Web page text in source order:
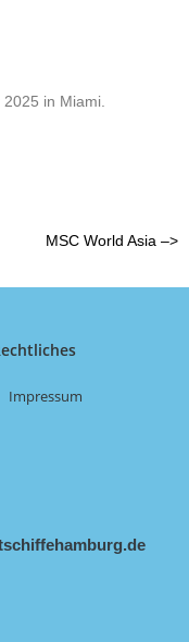
in Miami.
MSC World Asia –>
Impressum